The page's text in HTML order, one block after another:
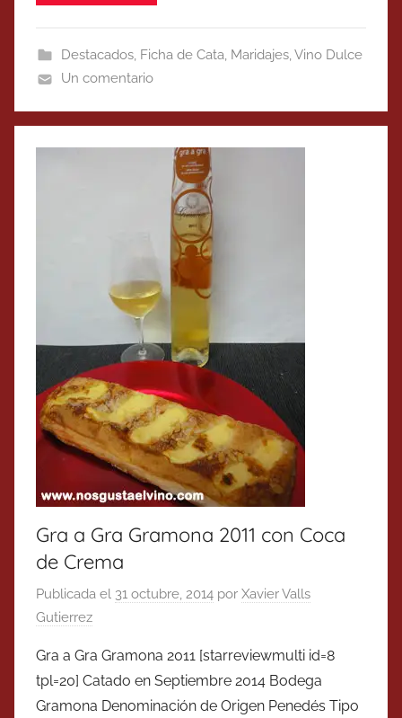
Destacados, Ficha de Cata, Maridajes,Vino Dulce
Un comentario
Gra a Gra Gramona 2011 con Coca
de Crema
Publicada el 31 octubre, 2014 por Xavier Valls
Gutierrez
Gra a Gra Gramona 2011 [starreviewmulti id=8
tpl=20] Catado en Septiembre 2014 Bodega
Gramona Denominación de Origen Penedés Tipo